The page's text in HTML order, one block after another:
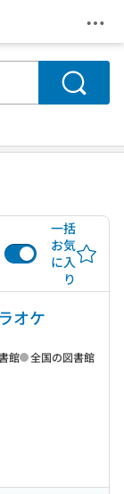
メ
検索
一括
お気
に入
り
オケ
館 全国の図書館